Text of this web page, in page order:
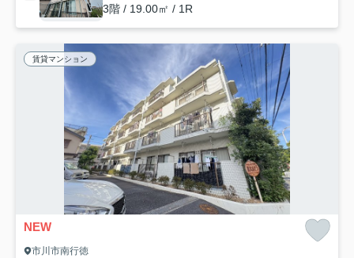
3階 / 19.00㎡ / 1R
賃貸マンション
NEW
市川市南行徳